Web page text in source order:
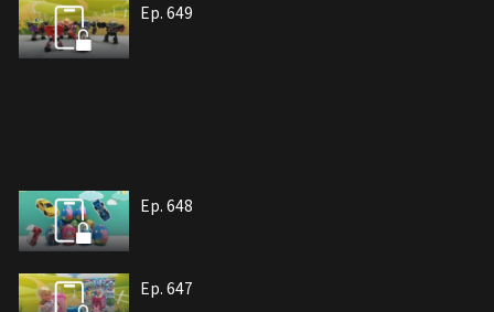
Ep. 649
Ep. 648
Ep. 647